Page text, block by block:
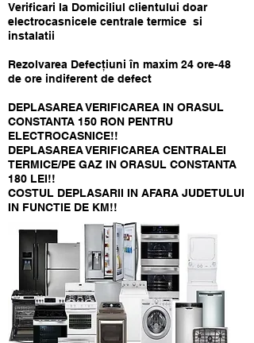
Verificari la Domiciliul clientului doar
electrocasnicele centrale termice si
instalatii
Rezolvarea Defecţiuni în maxim 24 ore-48
de ore indiferent de defect
DEPLASAREA VERIFICAREA IN ORASUL
CONSTANTA 150 RON PENTRU
ELECTROCASNICE!!
DEPLASAREA VERIFICAREA CENTRALEI
TERMICE/PE GAZ IN ORASUL CONSTANTA
180 LEI!!
COSTUL DEPLASARII IN AFARA JUDETULUI
IN FUNCTIE DE KM!!